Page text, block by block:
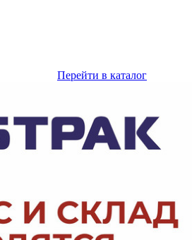
Перейти в каталог